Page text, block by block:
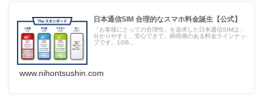
日本通信SIM 合理的なスマホ料金誕生【公式】
「お客様にとっての合理性」を追求した日本通信SIMは、
分かりやすく、安心できて、納得感のある料金ラインナッ
プです。1GB...
www.nihontsushin.com